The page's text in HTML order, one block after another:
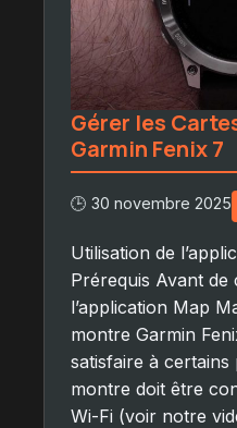
Gérer les
Garmin Fenix 7
🕒 30 novembre 2025
Utilisation de
Prérequis Avant
l’application Map
montre Garmin
satisfaire à certains
montre doit être
Wi-Fi (voir notre